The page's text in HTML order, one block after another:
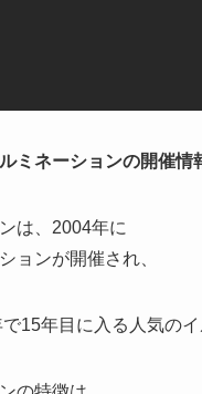
ミネーションの開催情
は、2004年に
ョンが開催され、
15年目に入る人気の